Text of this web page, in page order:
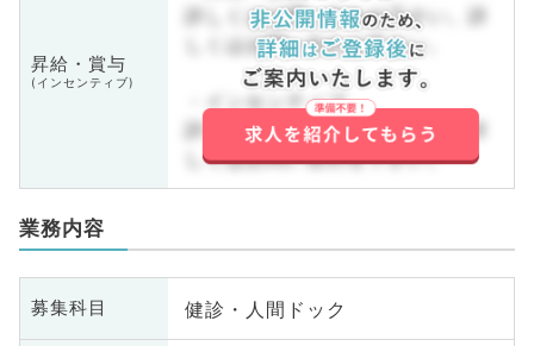
昇給・賞与
(インセンティブ)
詳しくはお問い合わせ下さい。詳
しくはお問い合わせ下さい。
・インセンティブ
詳しくはお問い合わせ下さい。詳
しくはお問い合わせ下さい。
業務内容
募集科目 健診・人間ドック